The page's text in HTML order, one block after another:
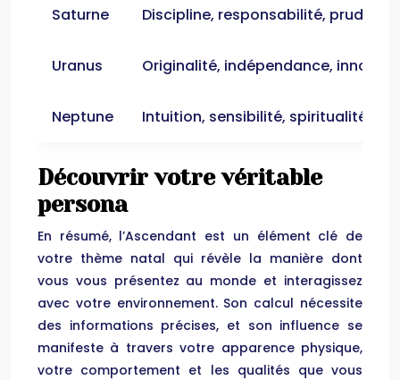
Saturne Discipline, responsabilité, prudence
Uranus Originalité, indépendance,
Neptune Intuition, sensibilité, spiritualité
Découvrir votre véritable
persona
En résumé, l’Ascendant est un élément clé de
votre thème natal qui révèle la manière dont
vous vous présentez au monde et interagissez
avec votre environnement. Son calcul nécessite
des informations précises, et son influence se
manifeste à travers votre apparence physique,
votre comportement et les qualités que vous